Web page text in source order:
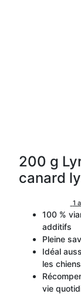
200 g
canard
1
100 %
additifs
Pleine
Idéal
les
vie